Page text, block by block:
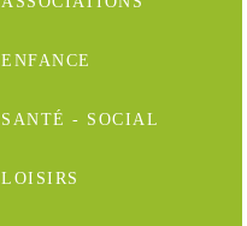
ENFANCE
SANTÉ - SOCIAL
LOISIRS